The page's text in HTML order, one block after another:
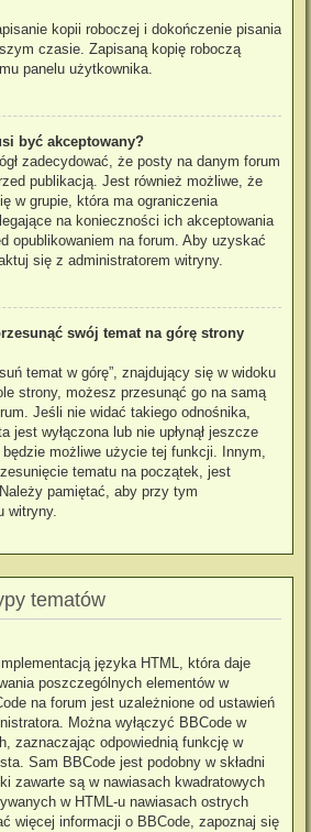
kopii roboczej i dokończenie pisania
czasie. Zapisaną kopię roboczą
panelu użytkownika.
być akceptowany?
zadecydować, że posty na danym forum
publikacją. Jest również możliwe, że
w grupie, która ma ograniczenia
na konieczności ich akceptowania
opublikowaniem na forum. Aby uzyskać
się z administratorem witryny.
swój temat na górę strony
temat w górę”, znajdujący się w widoku
strony, możesz przesunąć go na samą
Jeśli nie widać takiego odnośnika,
jest wyłączona lub nie upłynął jeszcze
możliwe użycie tej funkcji. Innym,
tematu na początek, jest
pamiętać, aby przy tym
witryny.
tematów
języka HTML, która daje
poszczególnych elementów w
na forum jest uzależnione od ustawień
Można wyłączyć BBCode w
zaznaczając odpowiednią funkcję w
Sam BBCode jest podobny w składni
zawarte są w nawiasach kwadratowych
w HTML-u nawiasach ostrych
więcej informacji o BBCode, zapoznaj się